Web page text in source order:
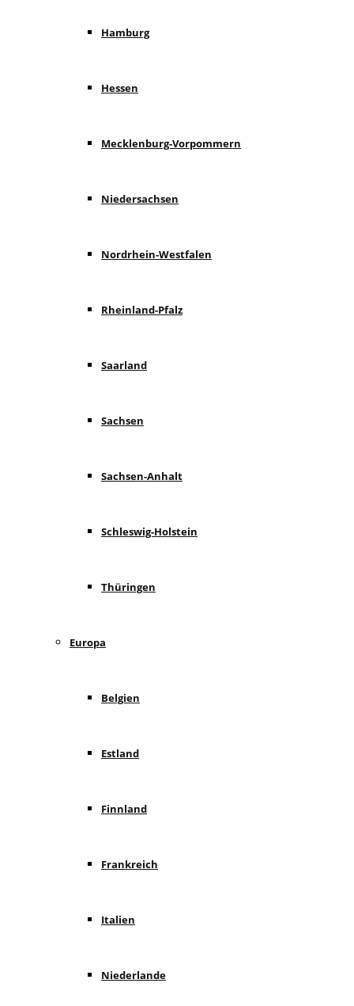
Hamburg
Hessen
Mecklenburg-Vorpommern
Niedersachsen
Nordrhein-Westfalen
Rheinland-Pfalz
Saarland
Sachsen
Sachsen-Anhalt
Schleswig-Holstein
Thüringen
Europa
Belgien
Estland
Finnland
Frankreich
Italien
Niederlande